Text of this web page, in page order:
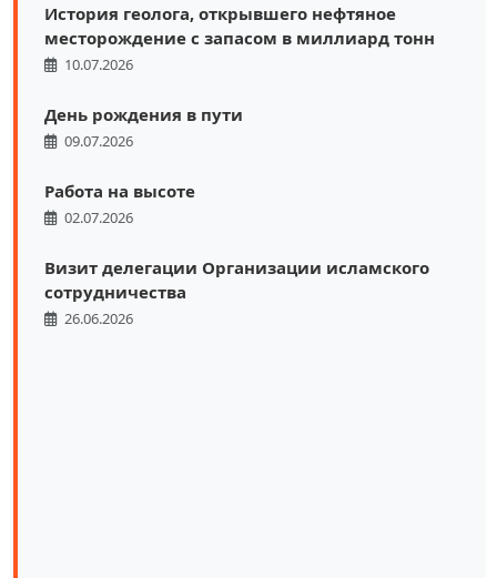
История геолога, открывшего нефтяное
месторождение с запасом в миллиард тонн
10.07.2026
День рождения в пути
09.07.2026
Работа на высоте
02.07.2026
Визит делегации Организации исламского
сотрудничества
26.06.2026